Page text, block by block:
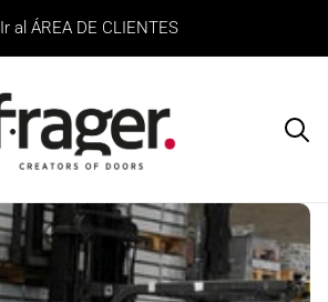
Ir al ÁREA DE CLIENTES